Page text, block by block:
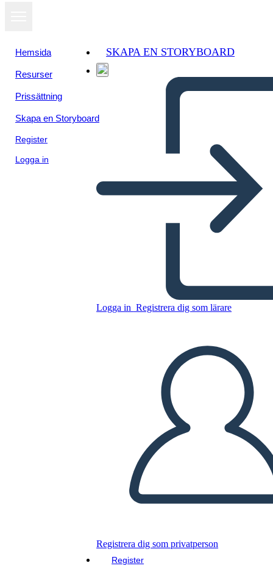
Hemsida
Resurser
Prissättning
Skapa en Storyboard
Register
Logga in
SKAPA EN STORYBOARD
Logga in Registrera dig som lärare
Registrera dig som privatperson
Register
Szablon Minimalnego
SPELA UPP BILDSPEL
LÄS FÖR MIG